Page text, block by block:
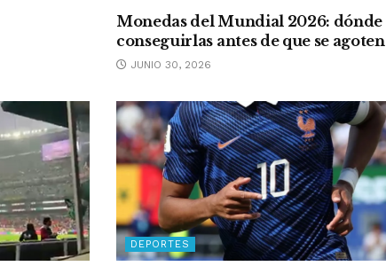
Monedas del Mundial 2026: dónde
conseguirlas antes de que se agoten
JUNIO 30, 2026
DEPORTES